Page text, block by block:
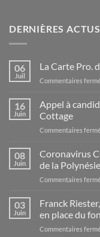
DERNIÈRES ACTUS
06
Juil
La Carte Pro.
Commentaires
16
Juin
Appel à
Cottage
Commentaires
08
Juin
Coronavirus
de la
Commentaires
03
Juin
Franck
en place du
Commentaires